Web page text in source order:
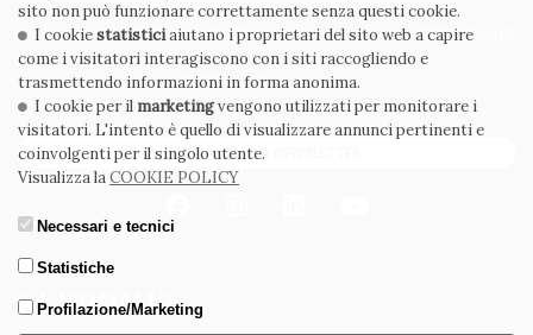
CONDIZIONI GENERALI WHISTLEBLOWING
CODICE ETICO
ISCRIVITI ALLA NEWSLETTER
sito non può funzionare correttamente senza questi cookie.
I cookiestatisticiaiutano i proprietari del sito web a capire
come i visitatori interagiscono con i siti raccogliendo e
trasmettendo informazioni in forma anonima.
I cookie per il marketingvengono utilizzati per monitorare i
visitatori. L'intento è quello di visualizzare annunci pertinenti e
coinvolgenti per il singolo utente.
Visualizza laCOOKIE POLICY
Necessari e tecnici
Statistiche
Profilazione/Marketing